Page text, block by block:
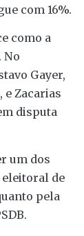
com 16%.
como a
No
Gayer,
e Zacarias
disputa
um dos
de
pela